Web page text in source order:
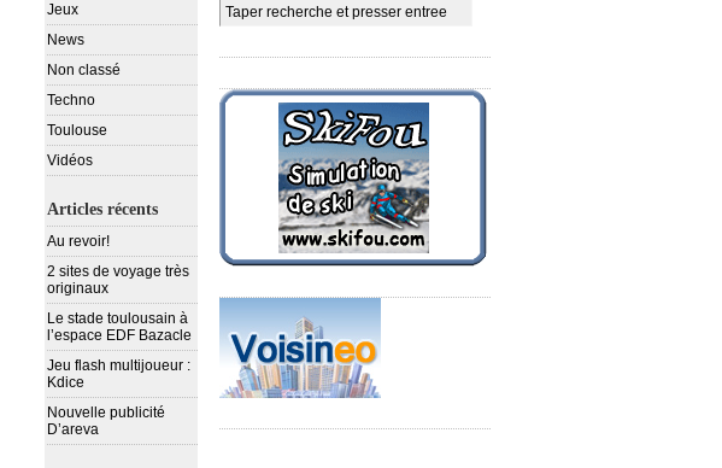
Jeux
News
Non classé
Techno
Toulouse
Vidéos
Articles récents
Au revoir!
2 sites de voyage très
originaux
Le stade toulousain à
l’espace EDF Bazacle
Jeu flash multijoueur :
Kdice
Nouvelle publicité
D’areva